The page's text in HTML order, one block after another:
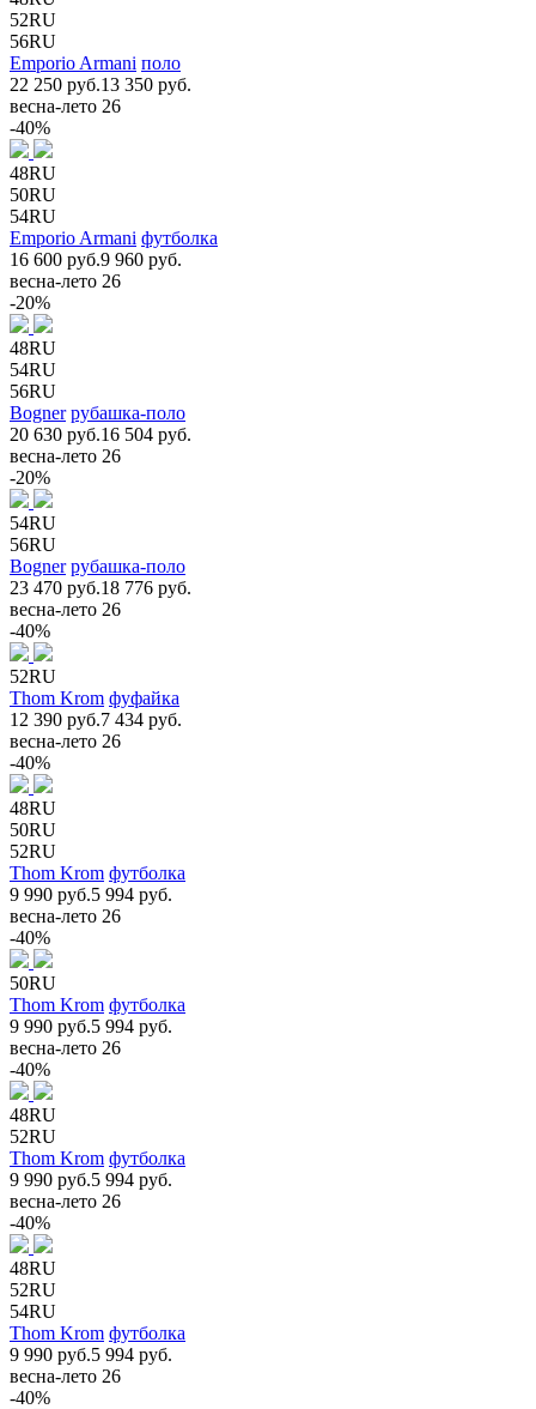
52RU
56RU
Emporio Armani поло
22 250 руб.13 350 руб.
весна-лето 26
-40%
48RU
50RU
54RU
Emporio Armani футболка
16 600 руб.9 960 руб.
весна-лето 26
-20%
48RU
54RU
56RU
Bogner рубашка-поло
20 630 руб.16 504 руб.
весна-лето 26
-20%
54RU
56RU
Bogner рубашка-поло
23 470 руб.18 776 руб.
весна-лето 26
-40%
52RU
Thom Krom фуфайка
12 390 руб.7 434 руб.
весна-лето 26
-40%
48RU
50RU
52RU
Thom Krom футболка
9 990 руб.5 994 руб.
весна-лето 26
-40%
50RU
Thom Krom футболка
9 990 руб.5 994 руб.
весна-лето 26
-40%
48RU
52RU
Thom Krom футболка
9 990 руб.5 994 руб.
весна-лето 26
-40%
48RU
52RU
54RU
Thom Krom футболка
9 990 руб.5 994 руб.
весна-лето 26
-40%